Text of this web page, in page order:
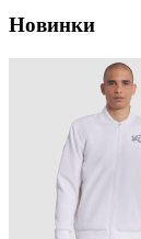
Новинки